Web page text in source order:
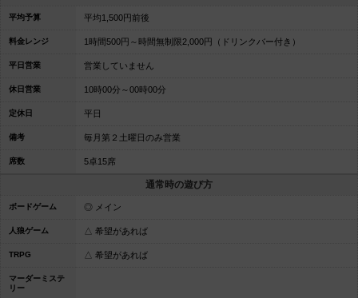
平均予算 平均1,500円前後
料金レンジ 1時間500円～時間無制限2,000円（ドリンクバー付き）
平日営業 営業していません
休日営業 10時00分～00時00分
定休日 平日
備考 毎月第２土曜日のみ営業
席数 5卓15席
通常時の遊び方
ボードゲーム ◎ メイン
人狼ゲーム △ 希望があれば
TRPG △ 希望があれば
マーダーミステ
リー